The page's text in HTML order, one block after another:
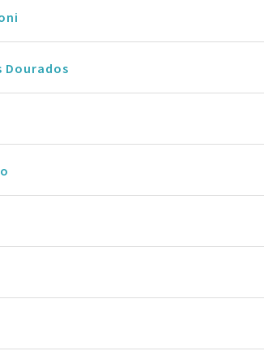
Dourados